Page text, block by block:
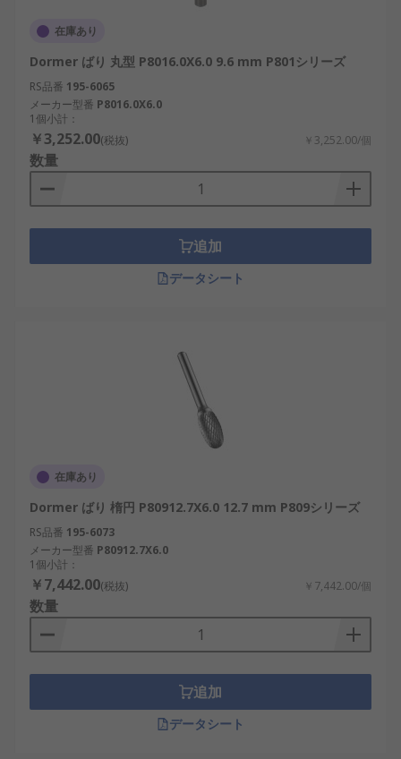
スチール、 プラスチック、 木材、 アルミ、 石材、
セラミックスなどの材料のバリ取りに使用されてい
ます。これらは、硬化処理をした表面又は堅牢なテ
クスチャを備えたほとんどすべてのタイプの材料又
は装置と組み合わせて使用することができます。
バリ取りハンドルとは何ですか?
レードとスクレーパを保持するケースです。 これら
のハンドルには、スチール製、 金属、 ゴム製、又
はプラスチック製があります。 バリ取りハンドルに
バリ取りハンドルは研削、 マス仕上げ、 スピンド
ル仕上げ、 研磨、 研磨ブラスト作業に使用されま
す。 バリ取りハンドルは、さまざまなサイズとブレ
ード処理機能が用意されています。これらのハンド
ルは、ブレードサイズの互換性に応じて分類されま
す。
バリ取りブレード
バリ取りブレードは、スチール、 アルミ、 石材、
セラミック、 硬質木材、プラスチックなどのバリ取
りのために設計された手持ちバリ取りツールのエレ
メントです。手持ちバリ取りツールは小型で、 精密
なバリ取り作業に適しています。
どのように使用しますか?
バリ取りツールを素材の縁に押し付けます。 バリ取
在庫あり
Dormer ばり 丸型 P8016.0X6.0 9.6 mm P801シリーズ
RS品番 195-6065
メーカー型番 P8016.0X6.0
1個小計：
￥3,252.00(税抜) ￥3,252.00/個
数量
追加
データシート
在庫あり
Dormer ばり 楕円 P80912.7X6.0 12.7 mm P809シリーズ
RS品番 195-6073
メーカー型番 P80912.7X6.0
1個小計：
￥7,442.00(税抜) ￥7,442.00/個
数量
追加
データシート